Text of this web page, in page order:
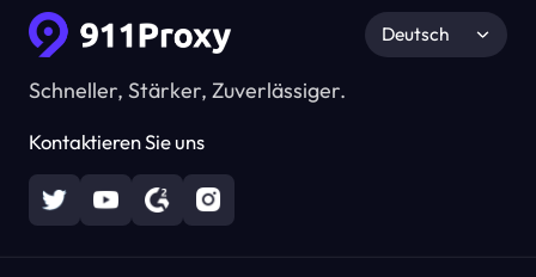
Schneller, Stärker, Zuverlässiger.
Kontaktieren Sie uns
Deutsch